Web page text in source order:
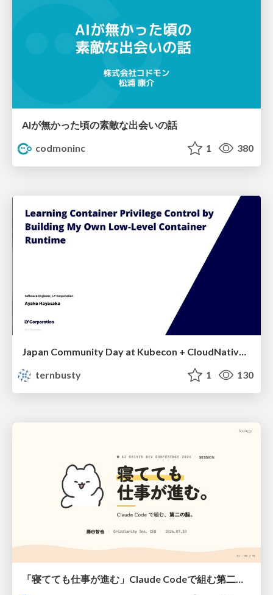
AIが無かった頃の素敵な出会いの話
codmoninc
1 380
Japan Community Day at Kubecon + CloudNativeCon Japan 2026: Learning Container Privilege Control by Building My Own Low-Level Container Runtime
ternbusty
1 130